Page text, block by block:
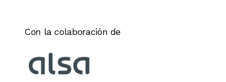
Con la colaboración de